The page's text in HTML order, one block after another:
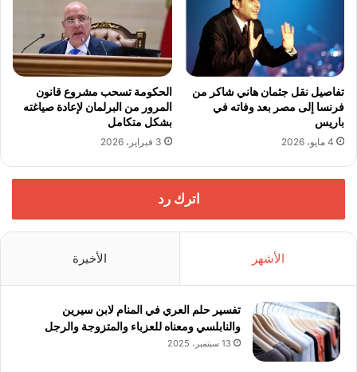
تفاصيل نقل جثمان هاني شاكر من
فرنسا إلى مصر بعد وفاته في
باريس
4 مايو، 2026
الحكومة تسحب مشروع قانون
المرور من البرلمان لإعادة صياغته
بشكل متكامل
3 فبراير، 2026
اترك رد
الأشهر الأخيرة
تفسير حلم العري في المنام لابن سيرين
والنابلسي ومعناه للعزباء والمتزوجة والرجل
13 سبتمبر، 2025